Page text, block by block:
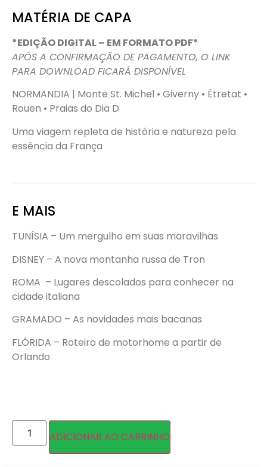
MATÉRIA DE CAPA
*EDIÇÃO DIGITAL – EM FORMATO PDF*
APÓS A CONFIRMAÇÃO DE PAGAMENTO, O LINK
PARA DOWNLOAD FICARÁ DISPONÍVEL
NORMANDIA | Monte St. Michel • Giverny • Étretat •
Rouen • Praias do Dia D
Uma viagem repleta de história e natureza pela
essência da França
E MAIS
TUNÍSIA – Um mergulho em suas maravilhas
DISNEY – A nova montanha russa de Tron
ROMA – Lugares descolados para conhecer na
cidade italiana
GRAMADO – As novidades mais bacanas
FLÓRIDA – Roteiro de motorhome a partir de
Orlando
ADICIONAR AO CARRINHO